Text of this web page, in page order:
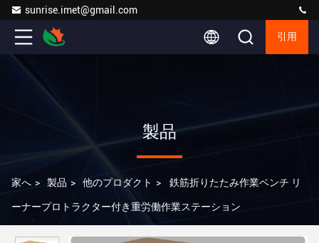
sunrise.imet@gmail.com
引用
製品
家へ > 製品 > 他のプロダクト > 鉄筋折りたたみ作業ベンチ リ
ーナープロトラクター付き重労働作業ステーション